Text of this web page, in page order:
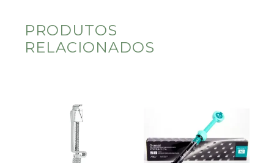
PRODUTOS
RELACIONADOS